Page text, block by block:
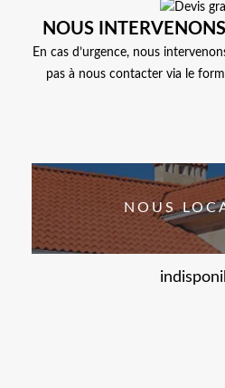
NOUS
En cas d’urgence, nous
pas à nous contacter via le
NOUS